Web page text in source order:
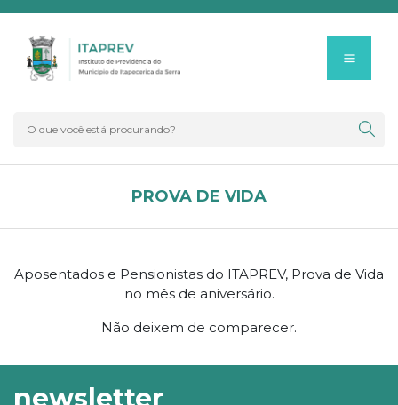
PROVA DE VIDA
Aposentados e Pensionistas do ITAPREV, Prova de Vida
no mês de aniversário.
Não deixem de comparecer.
newsletter